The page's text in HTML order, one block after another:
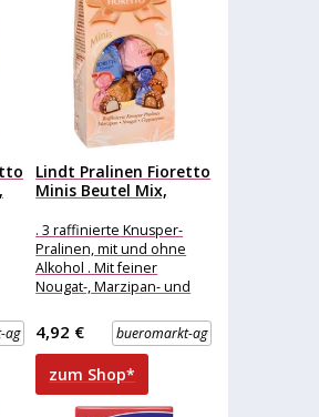
ag
Lindt Pralinen Fioretto
Minis Beutel Mix,
. 3 raffinierte Knusper-
Pralinen, mit und ohne
Alkohol . Mit feiner
Nougat-, Marzipan- und
Umhüllt von knusprigem
Crisp
bueromarkt-ag
4,92 €
zum Shop*